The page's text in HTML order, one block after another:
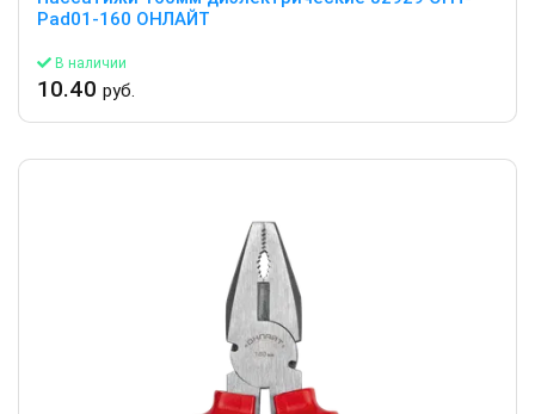
Pad01-160 ОНЛАЙТ
В наличии
10.40 руб.